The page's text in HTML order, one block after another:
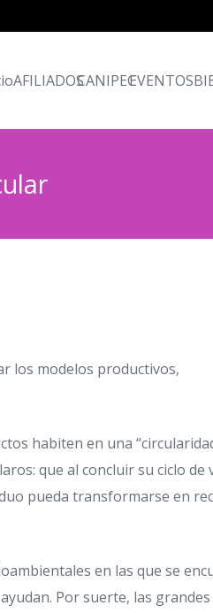
AFILIADOSCANIPECEVENTOS
los modelos productivos,
habiten en una
que al concluir su ciclo de
pueda transformarse en
en las que se
Por suerte, las grandes